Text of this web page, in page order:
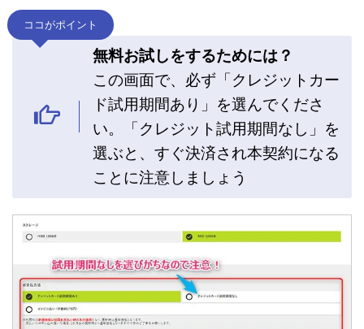
ココがポイント
無料お試しをするためには？
この画面で、必ず「クレジットカー
ド試用期間あり」を選んでくださ
い。「クレジット試用期間なし」を
選ぶと、すぐ決済され本契約になる
ことに注意しましょう